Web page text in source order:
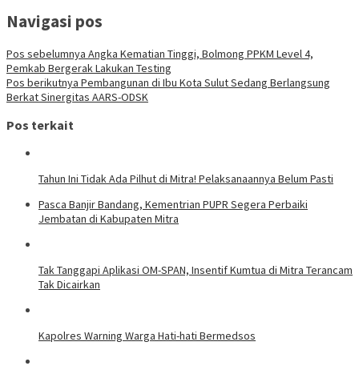
Navigasi pos
Pos sebelumnya Angka Kematian Tinggi, Bolmong PPKM Level 4,
Pemkab Bergerak Lakukan Testing
Pos berikutnya Pembangunan di Ibu Kota Sulut Sedang Berlangsung
Berkat Sinergitas AARS-ODSK
Pos terkait
Tahun Ini Tidak Ada Pilhut di Mitra! Pelaksanaannya Belum Pasti
Pasca Banjir Bandang, Kementrian PUPR Segera Perbaiki
Jembatan di Kabupaten Mitra
Tak Tanggapi Aplikasi OM-SPAN, Insentif Kumtua di Mitra Terancam
Tak Dicairkan
Kapolres Warning Warga Hati-hati Bermedsos